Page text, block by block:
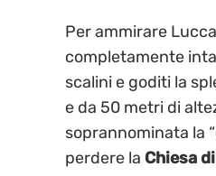
Per ammirare
completamente
scalini e goditi la
e da 50 metri di
soprannominata la “
perdere la Chiesa